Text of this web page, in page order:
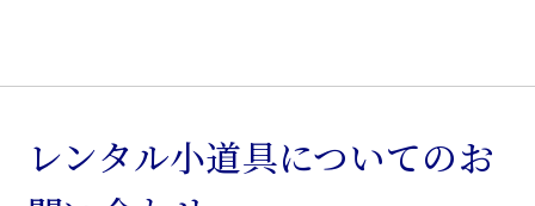
ム
椅
レンタル小道具についてのお